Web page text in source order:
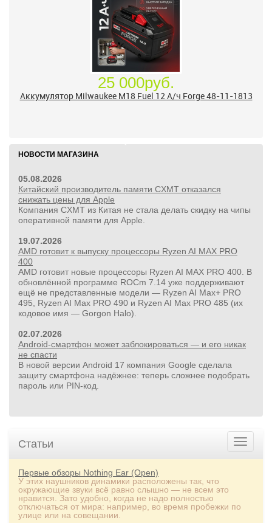
25 000руб.
Аккумулятор Milwaukee M18 Fuel 12 А/ч Forge 48-11-1813
НОВОСТИ МАГАЗИНА
05.08.2026
Китайский производитель памяти CXMT отказался
снижать цены для Apple
Компания CXMT из Китая не стала делать скидку на чипы
оперативной памяти для Apple.
19.07.2026
AMD готовит к выпуску процессоры Ryzen AI MAX PRO
400
AMD готовит новые процессоры Ryzen AI MAX PRO 400. В
обновлённой программе ROCm 7.14 уже поддерживают
ещё не представленные модели — Ryzen AI Max+ PRO
495, Ryzen AI Max PRO 490 и Ryzen AI Max PRO 485 (их
кодовое имя — Gorgon Halo).
02.07.2026
Android-смартфон может заблокироваться — и его никак
не спасти
В новой версии Android 17 компания Google сделала
защиту смартфона надёжнее: теперь сложнее подобрать
пароль или PIN‑код.
Статьи
Первые обзоры Nothing Ear (Open)
У этих наушников динамики расположены так, что
окружающие звуки всё равно слышно — не всем это
нравится. Зато удобно, когда не надо полностью
отключаться от мира: например, во время пробежки по
улице или на совещании.